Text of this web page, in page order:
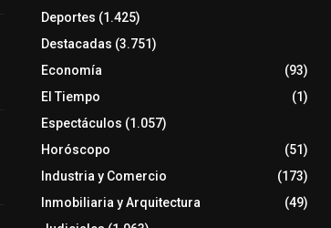
Deportes (1.425)
Destacadas (3.751)
Economía
(93)
El Tiempo
(1)
Espectáculos (1.057)
Horóscopo
(51)
Industria y Comercio
(173)
Inmobiliaria y Arquitectura
(49)